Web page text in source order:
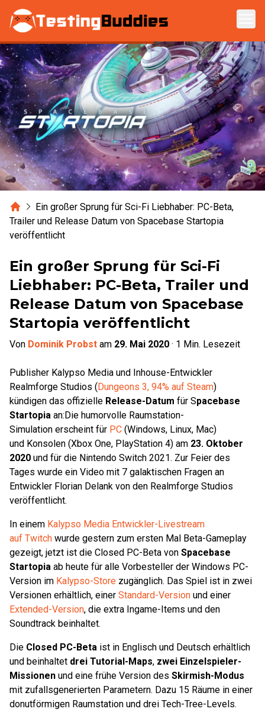
Zum Hauptinhalt springen
HomeEin großer Sprung für Sci-Fi Liebhaber: PC-Beta,
Trailer und Release Datum von Spacebase Startopia
veröffentlicht
Ein großer Sprung für Sci-Fi
Liebhaber: PC-Beta, Trailer und
Release Datum von Spacebase
Startopia veröffentlicht
Von Dominik Probst am 29. Mai 2020 · 1 Min. Lesezeit
Publisher Kalypso Media und Inhouse-Entwickler
Realmforge Studios (Dungeons 3, 94% auf Steam)
kündigen das offizielle Release-Datum für Spacebase
Startopia an:Die humorvolle Raumstation-
Simulation erscheint für PC (Windows, Linux, Mac)
und Konsolen (Xbox One, PlayStation 4) am 23. Oktober
2020 und für die Nintendo Switch 2021. Zur Feier des
Tages wurde ein Video mit 7 galaktischen Fragen an
Entwickler Florian Delank von den Realmforge Studios
veröffentlicht.
In einem Kalypso Media Entwickler-Livestream
auf Twitch wurde gestern zum ersten Mal Beta-Gameplay
gezeigt, jetzt ist die Closed PC-Beta von Spacebase
Startopia ab heute für alle Vorbesteller der Windows PC-
Version im Kalypso-Store zugänglich. Das Spiel ist in zwei
Versionen erhältlich, einer Standard-Version und einer
Extended-Version, die extra Ingame-Items und den
Soundtrack beinhaltet.
Die Closed PC-Beta ist in Englisch und Deutsch erhältlich
und beinhaltet drei Tutorial-Maps, zwei Einzelspieler-
Missionen und eine frühe Version des Skirmish-Modus
mit zufallsgenerierten Parametern. Dazu 15 Räume in einer
donutförmigen Raumstation und drei Tech-Tree-Levels.